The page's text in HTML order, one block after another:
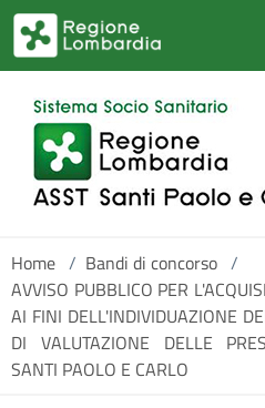
Salta al contenuto principale
Home / Bandi di concorso /
AVVISO PUBBLICO PER
AI FINI DELL'INDIVIDUAZIONE
DI VALUTAZIONE DELLE
SANTI PAOLO E CARLO